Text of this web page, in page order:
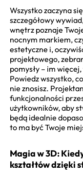
Wszystko zaczyna
szczegółowy
wnętrz poznaje
nocnym markiem,
estetyczne i,
projektowego,
pomysły – im
Powiedz wszystko,
nie znosisz.
funkcjonalności
użytkowników, aby
będą idealnie
to ma być Twoje
Magia w 3D:
kształtów dzięki